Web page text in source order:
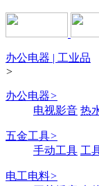
办公电器 | 工业品
>
办公电器>
电视影音 热
五金工具>
手动工具 工
电工电料>